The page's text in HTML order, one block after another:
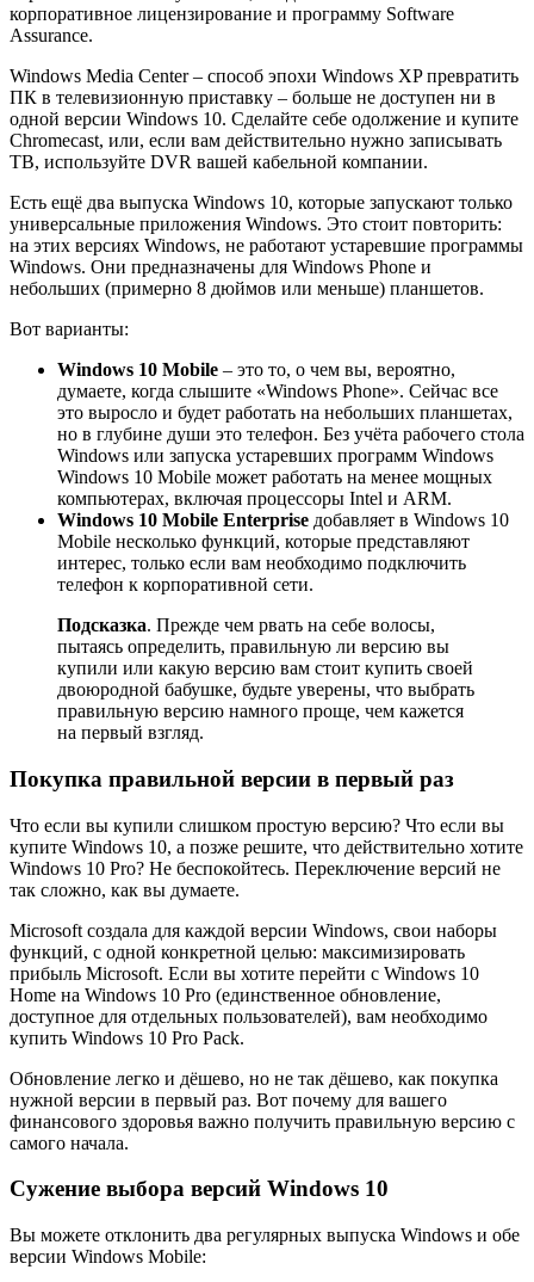
корпоративное лицензирование и программу Software
Assurance.
Windows Media Center – способ эпохи Windows XP превратить
ПК в телевизионную приставку – больше не доступен ни в
одной версии Windows 10. Сделайте себе одолжение и купите
Chromecast, или, если вам действительно нужно записывать
ТВ, используйте DVR вашей кабельной компании.
Есть ещё два выпуска Windows 10, которые запускают только
универсальные приложения Windows. Это стоит повторить:
на этих версиях Windows, не работают устаревшие программы
Windows. Они предназначены для Windows Phone и
небольших (примерно 8 дюймов или меньше) планшетов.
Вот варианты:
Windows 10 Mobile – это то, о чем вы, вероятно,
думаете, когда слышите «Windows Phone». Сейчас все
это выросло и будет работать на небольших планшетах,
но в глубине души это телефон. Без учёта рабочего стола
Windows или запуска устаревших программ Windows
Windows 10 Mobile может работать на менее мощных
компьютерах, включая процессоры Intel и ARM.
Windows 10 Mobile Enterprise добавляет в Windows 10
Mobile несколько функций, которые представляют
интерес, только если вам необходимо подключить
телефон к корпоративной сети.
Подсказка. Прежде чем рвать на себе волосы,
пытаясь определить, правильную ли версию вы
купили или какую версию вам стоит купить своей
двоюродной бабушке, будьте уверены, что выбрать
правильную версию намного проще, чем кажется
на первый взгляд.
Покупка правильной версии в первый раз
Что если вы купили слишком простую версию? Что если вы
купите Windows 10, а позже решите, что действительно хотите
Windows 10 Pro? Не беспокойтесь. Переключение версий не
так сложно, как вы думаете.
Microsoft создала для каждой версии Windows, свои наборы
функций, с одной конкретной целью: максимизировать
прибыль Microsoft. Если вы хотите перейти с Windows 10
Home на Windows 10 Pro (единственное обновление,
доступное для отдельных пользователей), вам необходимо
купить Windows 10 Pro Pack.
Обновление легко и дёшево, но не так дёшево, как покупка
нужной версии в первый раз. Вот почему для вашего
финансового здоровья важно получить правильную версию с
самого начала.
Сужение выбора версий Windows 10
Вы можете отклонить два регулярных выпуска Windows и обе
версии Windows Mobile: